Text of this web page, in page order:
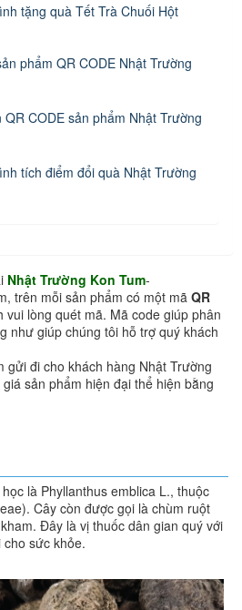
tặng quà Tết Trà Chuối Hột
phẩm QR CODE Nhật Trường
QR CODE sản phẩm Nhật Trường
tích điểm đổi quà Nhật Trường
Nhật Trường Kon Tum-
trên mỗi sản phẩm có một mã QR
vui lòng quét mã. Mã code giúp phân
như giúp chúng tôi hỗ trợ quý khách
gửi đi cho khách hàng Nhật Trường
sản phẩm hiện đại thể hiện bằng
là Phyllanthus emblica L., thuộc
Cây còn được gọi là chùm ruột
Đây là vị thuốc dân gian quý với
sức khỏe.